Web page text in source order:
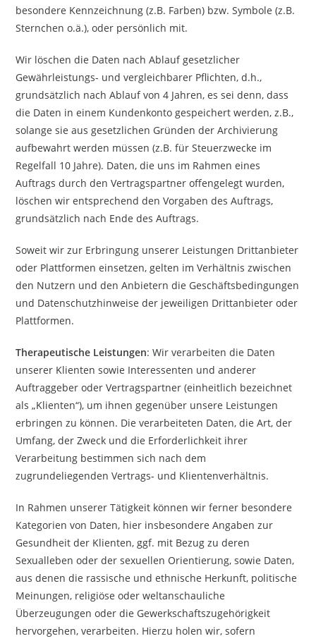
besondere Kennzeichnung (z.B. Farben) bzw. Symbole (z.B.
Sternchen o.ä.), oder persönlich mit.
Wir löschen die Daten nach Ablauf gesetzlicher
Gewährleistungs- und vergleichbarer Pflichten, d.h.,
grundsätzlich nach Ablauf von 4 Jahren, es sei denn, dass
die Daten in einem Kundenkonto gespeichert werden, z.B.,
solange sie aus gesetzlichen Gründen der Archivierung
aufbewahrt werden müssen (z.B. für Steuerzwecke im
Regelfall 10 Jahre). Daten, die uns im Rahmen eines
Auftrags durch den Vertragspartner offengelegt wurden,
löschen wir entsprechend den Vorgaben des Auftrags,
grundsätzlich nach Ende des Auftrags.
Soweit wir zur Erbringung unserer Leistungen Drittanbieter
oder Plattformen einsetzen, gelten im Verhältnis zwischen
den Nutzern und den Anbietern die Geschäftsbedingungen
und Datenschutzhinweise der jeweiligen Drittanbieter oder
Plattformen.
Therapeutische Leistungen: Wir verarbeiten die Daten
unserer Klienten sowie Interessenten und anderer
Auftraggeber oder Vertragspartner (einheitlich bezeichnet
als „Klienten“), um ihnen gegenüber unsere Leistungen
erbringen zu können. Die verarbeiteten Daten, die Art, der
Umfang, der Zweck und die Erforderlichkeit ihrer
Verarbeitung bestimmen sich nach dem
zugrundeliegenden Vertrags- und Klientenverhältnis.
In Rahmen unserer Tätigkeit können wir ferner besondere
Kategorien von Daten, hier insbesondere Angaben zur
Gesundheit der Klienten, ggf. mit Bezug zu deren
Sexualleben oder der sexuellen Orientierung, sowie Daten,
aus denen die rassische und ethnische Herkunft, politische
Meinungen, religiöse oder weltanschauliche
Überzeugungen oder die Gewerkschaftszugehörigkeit
hervorgehen, verarbeiten. Hierzu holen wir, sofern